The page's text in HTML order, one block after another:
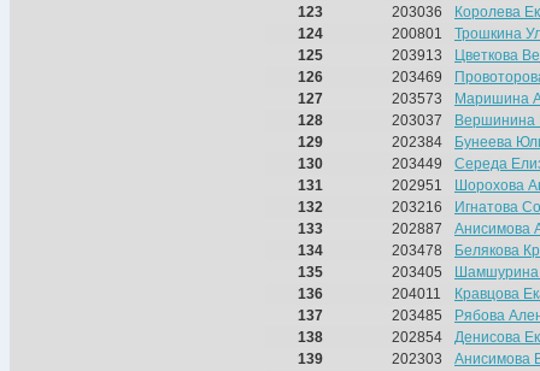
123
203036
Королева
124
200801
Трошкина
125
203913
Цветкова
126
203469
127
203573
Маришина
128
203037
129
202384
Бунеева
130
203449
Середа
131
202951
Шорохова
132
203216
Игнатова
133
202887
Анисимова
134
203478
Белякова
135
203405
Шамшурина
136
204011
Кравцова
137
203485
Рябова
138
202854
Денисова
139
202303
Анисимова